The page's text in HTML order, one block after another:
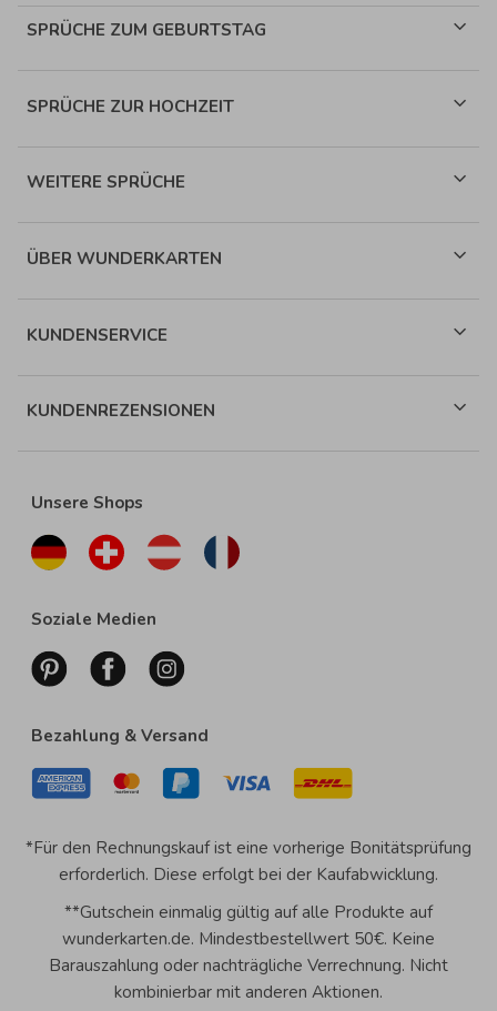
SPRÜCHE ZUM GEBURTSTAG
SPRÜCHE ZUR HOCHZEIT
WEITERE SPRÜCHE
ÜBER WUNDERKARTEN
KUNDENSERVICE
KUNDENREZENSIONEN
Unsere Shops
Soziale Medien
Bezahlung & Versand
*Für den Rechnungskauf ist eine vorherige Bonitätsprüfung
erforderlich. Diese erfolgt bei der Kaufabwicklung.
**Gutschein einmalig gültig auf alle Produkte auf
wunderkarten.de. Mindestbestellwert 50€. Keine
Barauszahlung oder nachträgliche Verrechnung. Nicht
kombinierbar mit anderen Aktionen.